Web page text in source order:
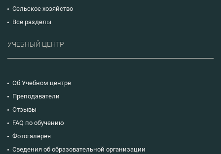
Сельское хозяйство
Все разделы
УЧЕБНЫЙ ЦЕНТР
Об Учебном центре
Преподаватели
Отзывы
FAQ по обучению
Фотогалерея
Сведения об образовательной организации